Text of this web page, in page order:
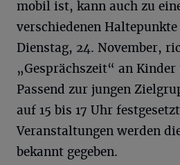
mobil ist, kann auch zu
verschiedenen
Dienstag, 24. November,
„Gesprächszeit“ an Kinder
Passend zur jungen
auf 15 bis 17 Uhr
Veranstaltungen werden
bekannt gegeben.